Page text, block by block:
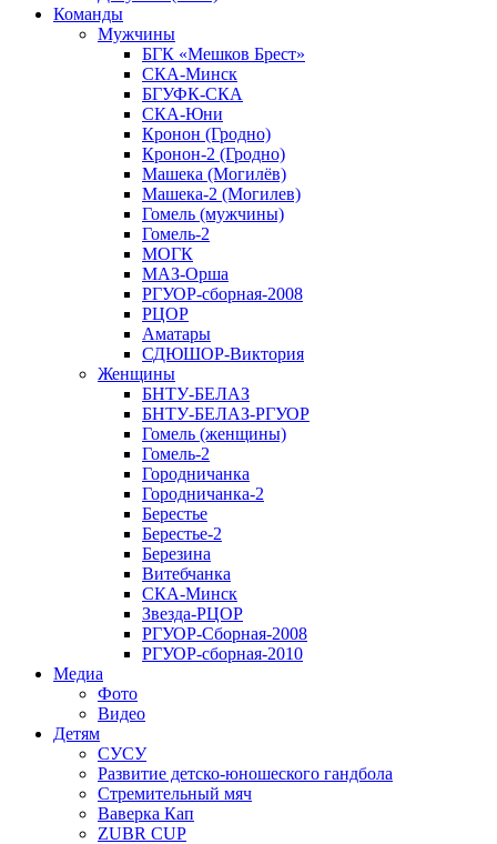
Команды
Мужчины
БГК «Мешков Брест»
СКА-Минск
БГУФК-СКА
СКА-Юни
Кронон (Гродно)
Кронон-2 (Гродно)
Машека (Могилёв)
Машека-2 (Могилев)
Гомель (мужчины)
Гомель-2
МОГК
МАЗ-Орша
РГУОР-сборная-2008
РЦОР
Аматары
СДЮШОР-Виктория
Женщины
БНТУ-БЕЛАЗ
БНТУ-БЕЛАЗ-РГУОР
Гомель (женщины)
Гомель-2
Городничанка
Городничанка-2
Берестье
Берестье-2
Березина
Витебчанка
СКА-Минск
Звезда-РЦОР
РГУОР-Сборная-2008
РГУОР-сборная-2010
Медиа
Фото
Видео
Детям
СУСУ
Развитие детско-юношеского гандбола
Стремительный мяч
Ваверка Кап
ZUBR CUP